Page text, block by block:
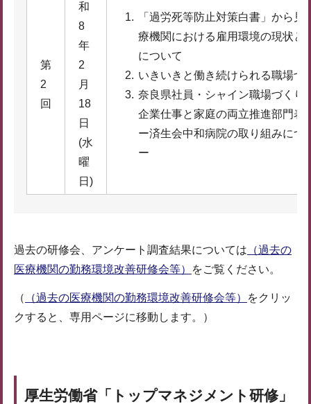
第
2
回
和
8
年
2
月
18
日
(水
曜
日)
「過労死等防止対策白書」から見
療機関における雇用環境の現状と
について
いきいきと働き続けられる職場づ
奈良県社員・シャイン職場づくり
企業仕事と家庭の両立推進部門表
ー済生会中和病院の取り組みにつ
ー
過去の研修会、アンケート調査結果については （過去の
医療機関の勤務環境改善研修会等）
をご覧ください。
（ （過去の医療機関の勤務環境改善研修会等）
をクリッ
クすると、専用ページに移動します。）
厚生労働省「トップマネジメント研修」